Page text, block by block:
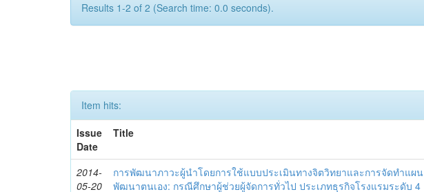
Results 1-2 of 2 (Search time: 0.0 seconds).
Item hits:
Issue
Date
Title
2014-
05-20
การพัฒนาภาวะผู้นำโดยการใช้แบบประเมินทางจิตวิทยาและการจัดทำแผน
พัฒนาตนเอง: กรณีศึกษาผู้ช่วยผู้จัดการทั่วไป ประเภทธุรกิจโรงแรมระดับ 4